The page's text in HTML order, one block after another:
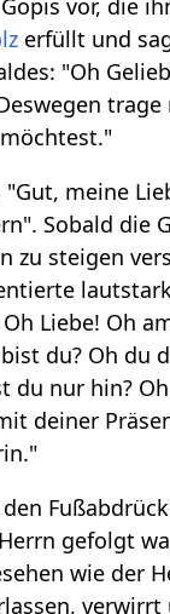
vor, die
erfüllt und
"Oh
"Gut, meine
Sobald die
zu steigen
Liebe! Oh
du? Oh du
du nur hin?
deiner
gefolgt
wie der
verwirrt